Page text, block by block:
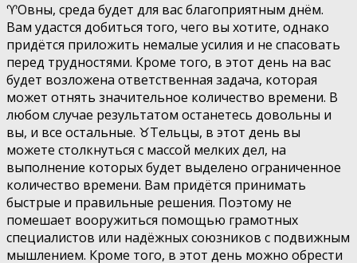
♈️Овны, среда будет для вас благоприятным днём.
Вам удастся добиться того, чего вы хотите, однако
придётся приложить немалые усилия и не спасовать
перед трудностями. Кроме того, в этот день на вас
будет возложена ответственная задача, которая
может отнять значительное количество времени. В
любом случае результатом останетесь довольны и
вы, и все остальные. ♉️Тельцы, в этот день вы
можете столкнуться с массой мелких дел, на
выполнение которых будет выделено ограниченное
количество времени. Вам придётся принимать
быстрые и правильные решения. Поэтому не
помешает вооружиться помощью грамотных
специалистов или надёжных союзников с подвижным
мышлением. Кроме того, в этот день можно обрести